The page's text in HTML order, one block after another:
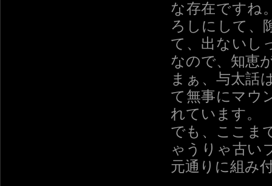
な存在ですね
ろしにして、
て、出ないし
なので、知恵
まぁ、与太話
て無事にマウ
れています。
でも、ここま
ゃうりゃ古い
元通りに組み